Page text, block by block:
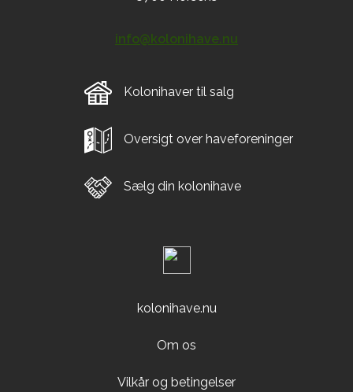
info@kolonihave.nu
Kolonihaver til salg
Oversigt over haveforeninger
Sælg din kolonihave
kolonihave.nu
Om os
Vilkår og betingelser